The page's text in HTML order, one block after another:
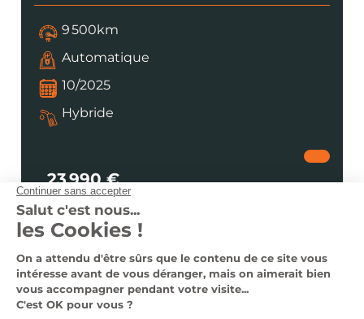
Nous contacter
9 500km
Automatique
09/2025
Hybride
25 990 €
dès 330 €